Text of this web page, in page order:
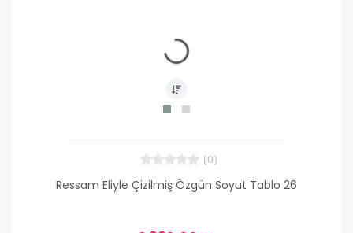
(0)
Ressam Eliyle Çizilmiş Özgün Soyut Tablo 26